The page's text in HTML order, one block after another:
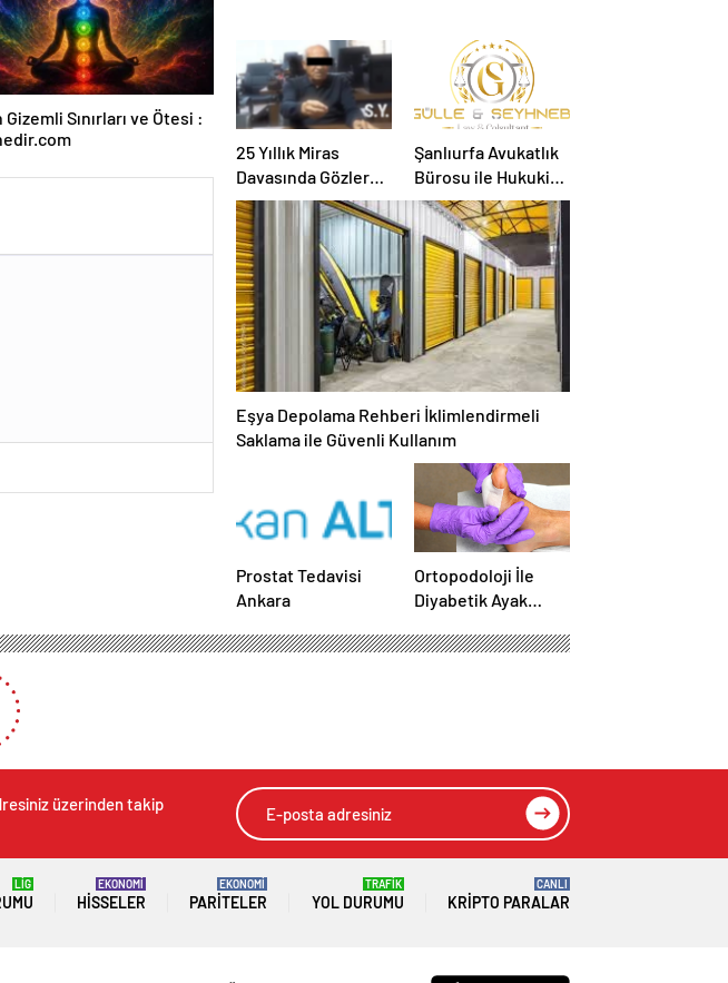
Sınırları ve Ötesi :
25 Yıllık Miras
Davasında Gözler
Temmuz Ayındaki
Karar Duruşmasına
Çevrildi
Şanlıurfa Avukatlık
Bürosu ile Hukuki
Süreci Doğru
Yönetin
Eşya Depolama Rehberi İklimlendirmeli
Saklama ile Güvenli Kullanım
Prostat Tedavisi
Ankara
Ortopodoloji İle
Diyabetik Ayak
üzerinden takip
LİG
HISSELER
EKONOMİ
PARITELER
EKONOMİ
YOL DURUMU
TRAFİK
KRIPTO PARALAR
CANLI